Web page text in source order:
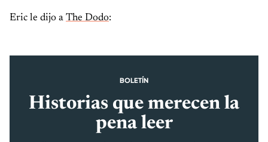
Eric le dijo a The Dodo:
BOLETÍN
Historias que merecen la
pena leer